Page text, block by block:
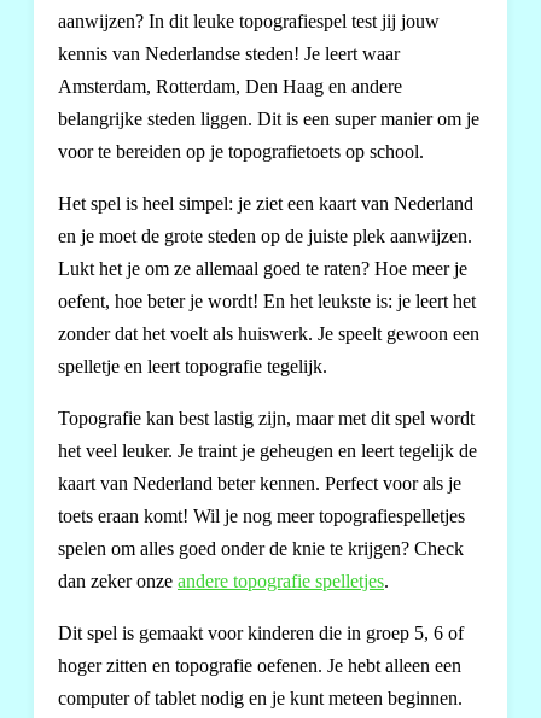
aanwijzen? In dit leuke topografiespel test jij jouw
kennis van Nederlandse steden! Je leert waar
Amsterdam, Rotterdam, Den Haag en andere
belangrijke steden liggen. Dit is een super manier om je
voor te bereiden op je topografietoets op school.
Het spel is heel simpel: je ziet een kaart van Nederland
en je moet de grote steden op de juiste plek aanwijzen.
Lukt het je om ze allemaal goed te raten? Hoe meer je
oefent, hoe beter je wordt! En het leukste is: je leert het
zonder dat het voelt als huiswerk. Je speelt gewoon een
spelletje en leert topografie tegelijk.
Topografie kan best lastig zijn, maar met dit spel wordt
het veel leuker. Je traint je geheugen en leert tegelijk de
kaart van Nederland beter kennen. Perfect voor als je
toets eraan komt! Wil je nog meer topografiespelletjes
spelen om alles goed onder de knie te krijgen? Check
dan zeker onze andere topografie spelletjes.
Dit spel is gemaakt voor kinderen die in groep 5, 6 of
hoger zitten en topografie oefenen. Je hebt alleen een
computer of tablet nodig en je kunt meteen beginnen.